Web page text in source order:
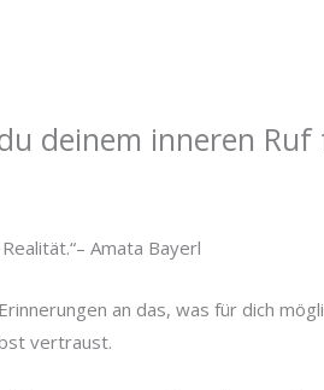
deinem inneren
Amata Bayerl
an das, was für dich
vertraust.